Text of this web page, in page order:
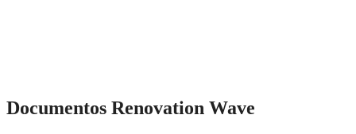
Documentos Renovation Wave